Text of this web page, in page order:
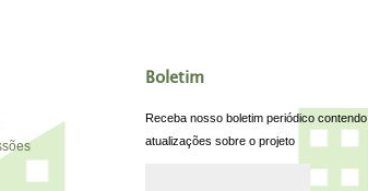
Boletim
Receba nosso boletim periódico contendo
atualizações sobre o projeto